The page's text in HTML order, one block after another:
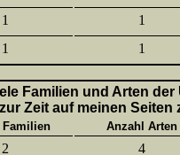
1 1
1 1
Familien und Arten
Zeit auf meinen Seiten
Anzahl Arten
2 4